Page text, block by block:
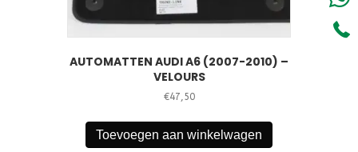
AUTOMATTEN AUDI A6 (2007-2010) –
VELOURS
€47,50
Toevoegen aan winkelwagen